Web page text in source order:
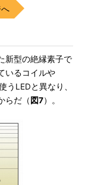
新型の絶縁素子で
いるコイルや
うLEDと異なり、
らだ（ 図7）。